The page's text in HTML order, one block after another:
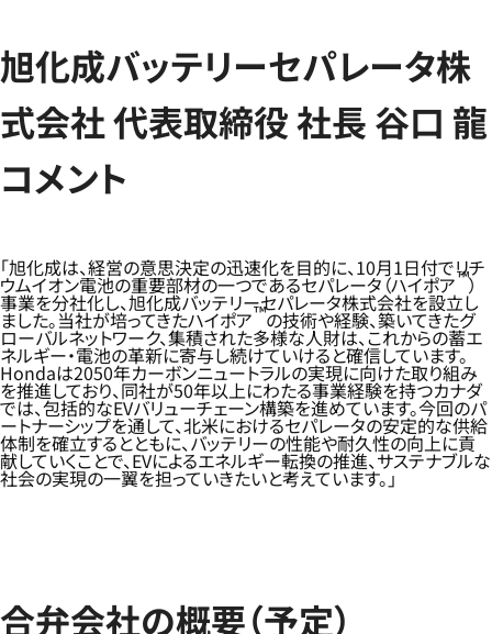
旭化成バッテリーセパレータ株
式会社 代表取締役 社長 谷口 龍
コメント
「旭化成は、経営の意思決定の迅速化を目的に、10月1日付でリチ
ウムイオン電池の重要部材の一つであるセパレータ（ハイポア™）
事業を分社化し、旭化成バッテリーセパレータ株式会社を設立し
ました。当社が培ってきたハイポア™の技術や経験、築いてきたグ
ローバルネットワーク、集積された多様な人財は、これからの蓄エ
ネルギー・電池の革新に寄与し続けていけると確信しています。
Hondaは2050年カーボンニュートラルの実現に向けた取り組み
を推進しており、同社が50年以上にわたる事業経験を持つカナダ
では、包括的なEVバリューチェーン構築を進めています。今回のパ
ートナーシップを通して、北米におけるセパレータの安定的な供給
体制を確立するとともに、バッテリーの性能や耐久性の向上に貢
献していくことで、EVによるエネルギー転換の推進、サステナブルな
社会の実現の一翼を担っていきたいと考えています。」
合弁会社の概要（予定）